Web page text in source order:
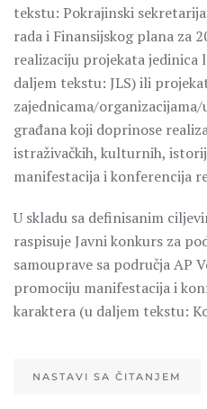
tekstu: Pokrajinski
rada i Finansijskog plana za
realizaciju projekata jedinica
daljem tekstu: JLS) ili
zajednicama/
građana koji doprinose
istraživačkih, kulturnih,
manifestacija i konferencija
U skladu sa definisanim
raspisuje Javni konkurs za
samouprave sa područja AP
promociju manifestacija i
karaktera (u daljem tekstu:
NASTAVI SA ČITANJEM